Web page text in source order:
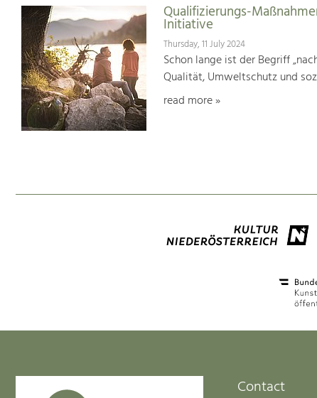
Qualifizierungs-
Initiative
Thursday, 11 July 2024
Schon lange ist der Begriff
Qualität, Umweltschutz und
read more »
Contact